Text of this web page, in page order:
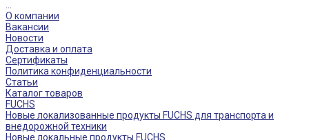
О компании
Вакансии
Новости
Доставка и оплата
Сертификаты
Политика конфиденциальности
Статьи
Каталог товаров
FUCHS
Новые локализованные продукты FUCHS для транспорта и
внедорожной техники
Новые локальные продукты FUCHS